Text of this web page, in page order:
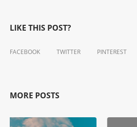
LIKE THIS POST?
FACEBOOK TWITTER PINTEREST
MORE POSTS